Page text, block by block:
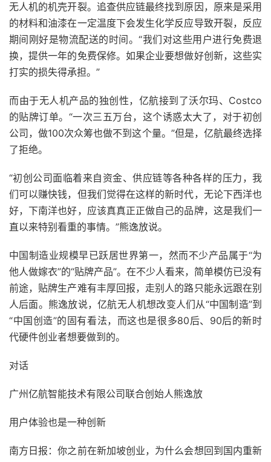
无人机的机壳开裂。追查供应链最终找到原因，原来是采用
的材料和油漆在一定温度下会发生化学反应导致开裂，反应
期间刚好是物流配送的时间。“我们对这些用户进行免费退
换，提供一年的免费保修。如果企业要想做好创新，这些实
打实的损失得承担。”
而由于无人机产品的独创性，亿航接到了沃尔玛、Costco
的贴牌订单。“一次三五万台，这个诱惑太大了，对于初创
公司，做100次众筹也做不到这个量。”但是，亿航最终选择
了拒绝。
“初创公司面临着来自资金、供应链等各种各样的压力，我
们可以赚快钱，但我们觉得在这样的新时代，无论下西洋也
好，下南洋也好，应该真真正正做自己的品牌，这是我们一
直以来特别看重的事情。”熊逸放说。
中国制造业规模早已跃居世界第一，然而不少产品属于“为
他人做嫁衣”的“贴牌产品”。在不少人看来，简单模仿已没有
前途，贴牌生产难有丰厚回报，走别人的路只能永远跟在别
人后面。熊逸放说，亿航无人机想改变人们从“中国制造”到
“中国创造”的固有看法，而这也是很多80后、90后的新时
代硬件创业者想要做到的。
对话
广州亿航智能技术有限公司联合创始人熊逸放
用户体验也是一种创新
南方日报：你之前在新加坡创业，为什么会想回到国内重新